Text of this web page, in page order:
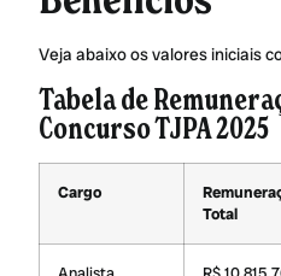
Veja abaixo os valores iniciais
Tabela de
Concurso TJPA 2025
Cargo
Total